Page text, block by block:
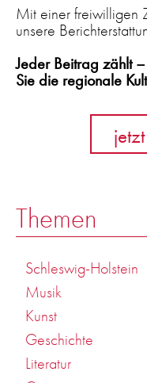
Mit einer freiwilligen
unsere
Jeder Beitrag zählt
Sie die regionale
Themen
Schleswig-Holstein
Musik
Kunst
Geschichte
Literatur